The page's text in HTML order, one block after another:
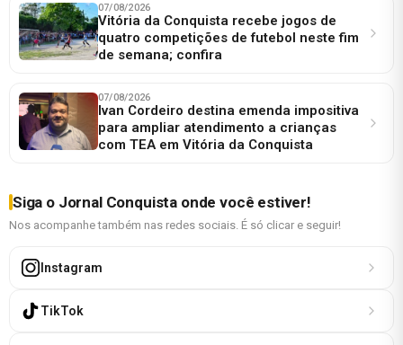
07/08/2026
Vitória da Conquista recebe jogos de
quatro competições de futebol neste fim
de semana; confira
07/08/2026
Ivan Cordeiro destina emenda impositiva
para ampliar atendimento a crianças
com TEA em Vitória da Conquista
Siga o Jornal Conquista onde você estiver!
Nos acompanhe também nas redes sociais. É só clicar e seguir!
Instagram
TikTok